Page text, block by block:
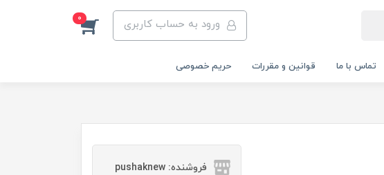
ورود به حساب کاربری 0
تماس با ما قوانین و مقررات حریم خصوصی
فروشنده: pushaknew